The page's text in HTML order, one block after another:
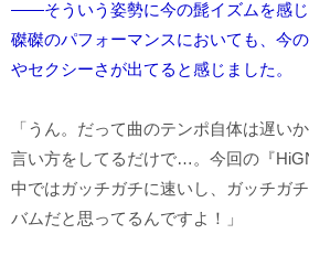
――そういう姿勢に今の髭イズムを感じ
磔磔のパフォーマンスにおいても、今
やセクシーさが出てると感じました。
「うん。だって曲のテンポ自体は遅い
言い方をしてるだけで…。今回の『
中ではガッチガチに速いし、ガッチガ
バムだと思ってるんですよ！」